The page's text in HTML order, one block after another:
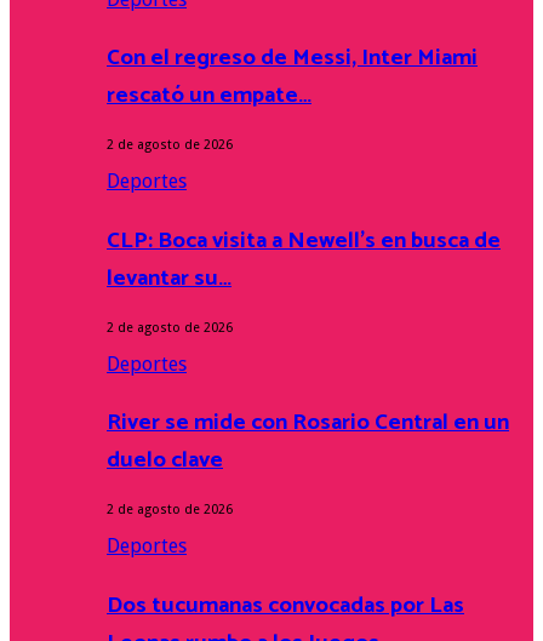
Con el regreso de Messi, Inter Miami
rescató un empate…
2 de agosto de 2026
Deportes
CLP: Boca visita a Newell’s en busca de
levantar su…
2 de agosto de 2026
Deportes
River se mide con Rosario Central en un
duelo clave
2 de agosto de 2026
Deportes
Dos tucumanas convocadas por Las